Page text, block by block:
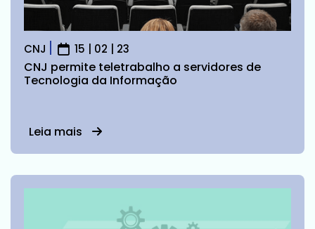
CNJ 15 | 02 | 23
CNJ permite teletrabalho a servidores de
Tecnologia da Informação
Leia mais